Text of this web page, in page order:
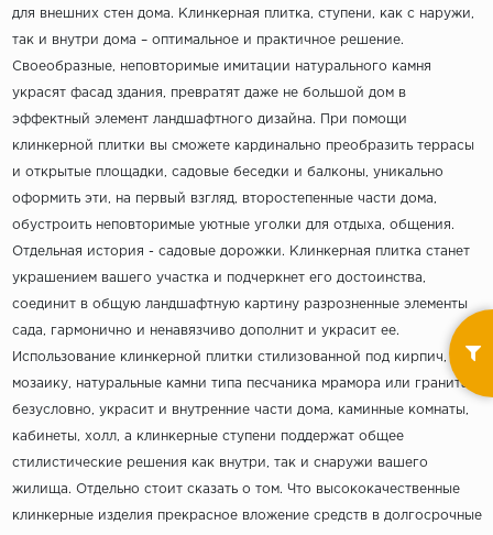
для внешних стен дома. Клинкерная плитка, ступени, как с наружи,
так и внутри дома – оптимальное и практичное решение.
Своеобразные, неповторимые имитации натурального камня
украсят фасад здания, превратят даже не большой дом в
эффектный элемент ландшафтного дизайна. При помощи
клинкерной плитки вы сможете кардинально преобразить террасы
и открытые площадки, садовые беседки и балконы, уникально
оформить эти, на первый взгляд, второстепенные части дома,
обустроить неповторимые уютные уголки для отдыха, общения.
Отдельная история - садовые дорожки. Клинкерная плитка станет
украшением вашего участка и подчеркнет его достоинства,
соединит в общую ландшафтную картину разрозненные элементы
сада, гармонично и ненавязчиво дополнит и украсит ее.
Использование клинкерной плитки стилизованной под кирпич,
мозаику, натуральные камни типа песчаника мрамора или гранита,
безусловно, украсит и внутренние части дома, каминные комнаты,
кабинеты, холл, а клинкерные ступени поддержат общее
стилистические решения как внутри, так и снаружи вашего
жилища. Отдельно стоит сказать о том. Что высококачественные
клинкерные изделия прекрасное вложение средств в долгосрочные